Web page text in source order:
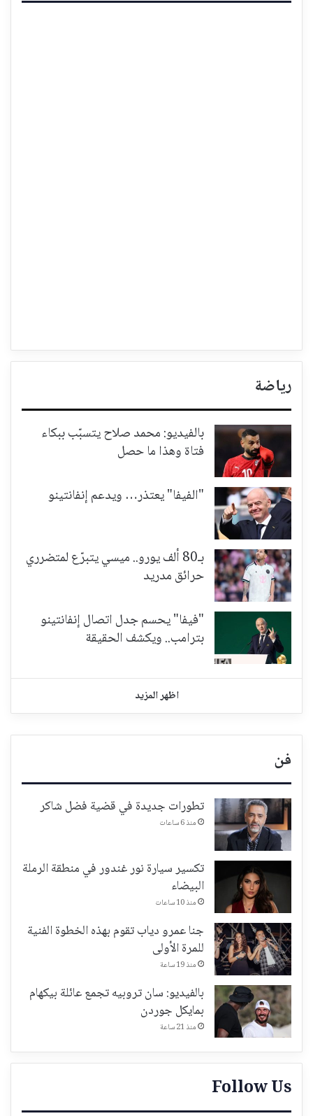
رياضة
بالفيديو: محمد صلاح يتسبّب ببكاء
فتاة وهذا ما حصل
"الفيفا" يعتذر… ويدعم إنفانتينو
بـ80 ألف يورو.. ميسي يتبرّع لمتضرري
حرائق مدريد
"فيفا" يحسم جدل اتصال إنفانتينو
بترامب.. ويكشف الحقيقة
اظهر المزيد
فن
تطورات جديدة في قضية فضل شاكر
منذ 6 ساعات
تكسير سيارة نور غندور في منطقة الرملة
البيضاء
منذ 10 ساعات
جنا عمرو دياب تقوم بهذه الخطوة الفنية
للمرة الأولى
منذ 19 ساعة
بالفيديو: سان تروبيه تجمع عائلة بيكهام
بمايكل جوردن
منذ 21 ساعة
Follow Us